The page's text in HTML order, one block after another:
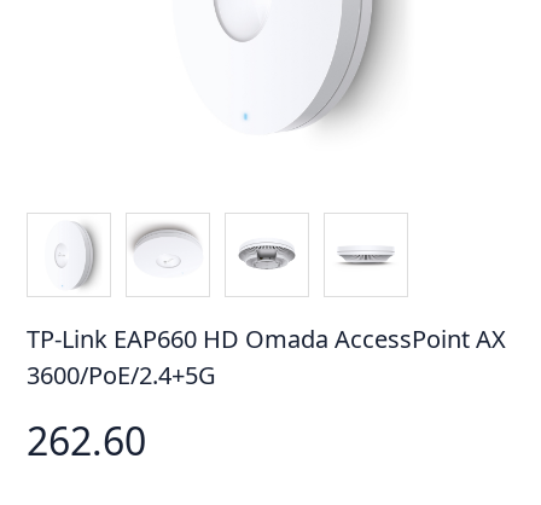
TP-Link EAP660 HD Omada AccessPoint AX
3600/PoE/2.4+5G
262.60